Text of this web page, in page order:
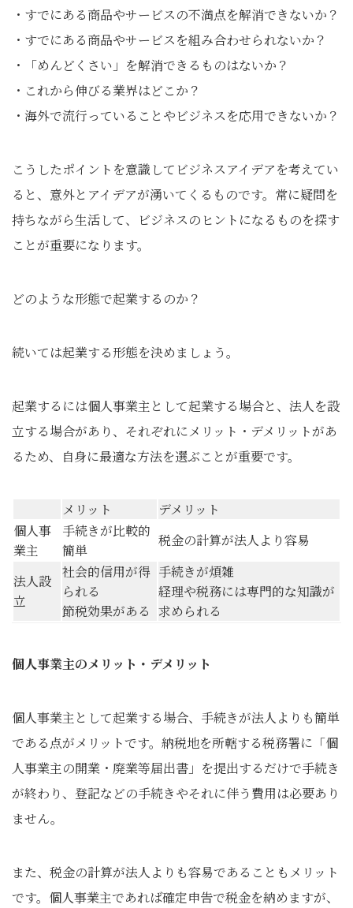
・すでにある商品やサービスの不満点を解消できないか？
・すでにある商品やサービスを組み合わせられないか？
・「めんどくさい」を解消できるものはないか？
・これから伸びる業界はどこか？
・海外で流行っていることやビジネスを応用できないか？
こうしたポイントを意識してビジネスアイデアを考えてい
ると、意外とアイデアが湧いてくるものです。常に疑問を
持ちながら生活して、ビジネスのヒントになるものを探す
ことが重要になります。
どのような形態で起業するのか？
続いては起業する形態を決めましょう。
起業するには個人事業主として起業する場合と、法人を設
立する場合があり、それぞれにメリット・デメリットがあ
るため、自身に最適な方法を選ぶことが重要です。
メリット
デメリット
個人事
業主
手続きが比較的
簡単
税金の計算が法人より容易
法人設
立
社会的信用が得
られる
節税効果がある
手続きが煩雑
経理や税務には専門的な知識が
求められる
個人事業主のメリット・デメリット
個人事業主として起業する場合、手続きが法人よりも簡単
である点がメリットです。納税地を所轄する税務署に「個
人事業主の開業・廃業等届出書」を提出するだけで手続き
が終わり、登記などの手続きやそれに伴う費用は必要あり
ません。
また、税金の計算が法人よりも容易であることもメリット
です。個人事業主であれば確定申告で税金を納めますが、